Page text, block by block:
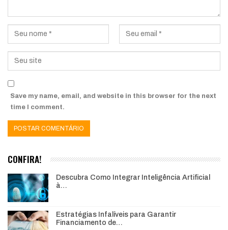
Save my name, email, and website in this browser for the next
time I comment.
CONFIRA!
Descubra Como Integrar Inteligência Artificial
à…
Estratégias Infalíveis para Garantir
Financiamento de…